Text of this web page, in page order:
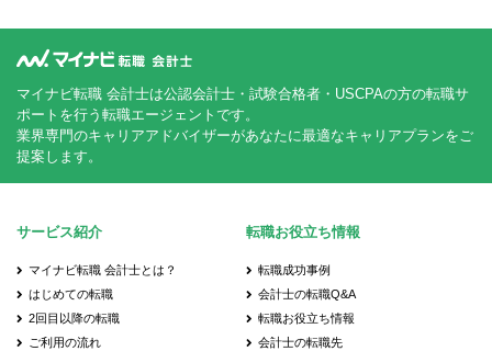
マイナビ転職 会計士は公認会計士・試験合格者・USCPAの方の転職サ
ポートを行う転職エージェントです。
業界専門のキャリアアドバイザーがあなたに最適なキャリアプランをご
提案します。
サービス紹介
マイナビ転職 会計士とは？
はじめての転職
2回目以降の転職
ご利用の流れ
転職お役立ち情報
転職成功事例
会計士の転職Q&A
転職お役立ち情報
会計士の転職先